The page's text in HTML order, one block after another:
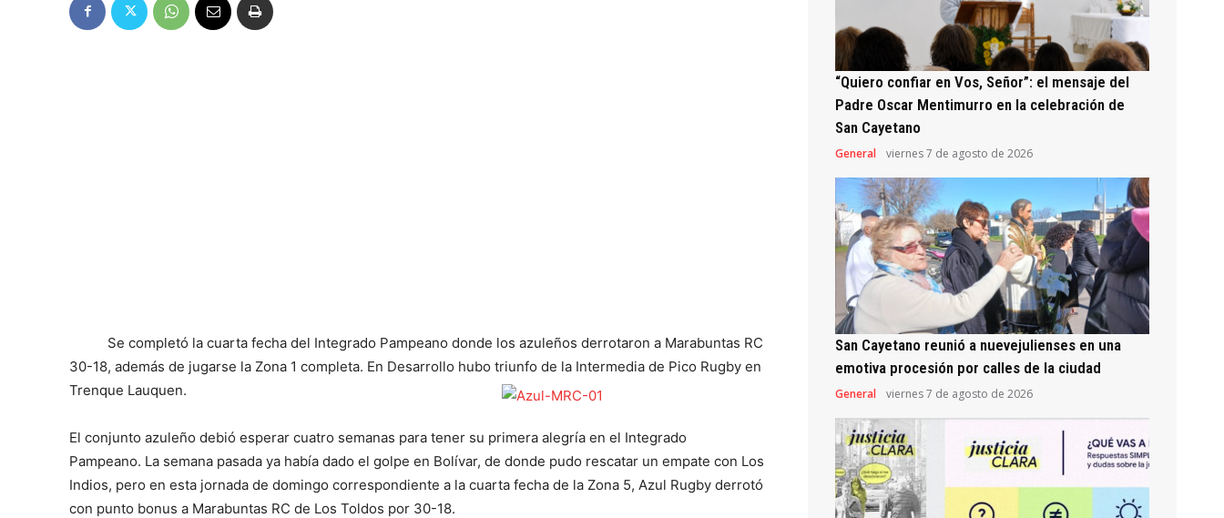
Se completó la cuarta fecha del Integrado Pampeano donde los azuleños derrotaron a Marabuntas RC
30-18, además de jugarse la Zona 1 completa. En Desarrollo hubo triunfo de la Intermedia de Pico Rugby en
Trenque Lauquen.
El conjunto azuleño debió esperar cuatro semanas para tener su primera alegría en el Integrado
Pampeano. La semana pasada ya había dado el golpe en Bolívar, de donde pudo rescatar un empate con Los
Indios, pero en esta jornada de domingo correspondiente a la cuarta fecha de la Zona 5, Azul Rugby derrotó
con punto bonus a Marabuntas RC de Los Toldos por 30-18.
“Quiero confiar en Vos, Señor”: el mensaje del
Padre Oscar Mentimurro en la celebración de
San Cayetano
General viernes 7 de agosto de 2026
San Cayetano reunió a nuevejulienses en una
emotiva procesión por calles de la ciudad
General viernes 7 de agosto de 2026